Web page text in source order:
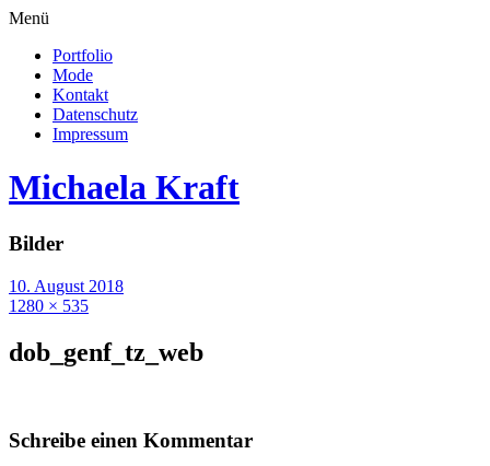
Menü
Portfolio
Mode
Kontakt
Datenschutz
Impressum
Michaela Kraft
Bilder
10. August 2018
1280 × 535
dob_genf_tz_web
Schreibe einen Kommentar